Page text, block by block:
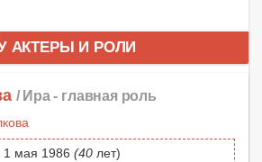
АКТЕРЫ И РОЛИ
/ Ира - главная роль
1 мая 1986 (40 лет)